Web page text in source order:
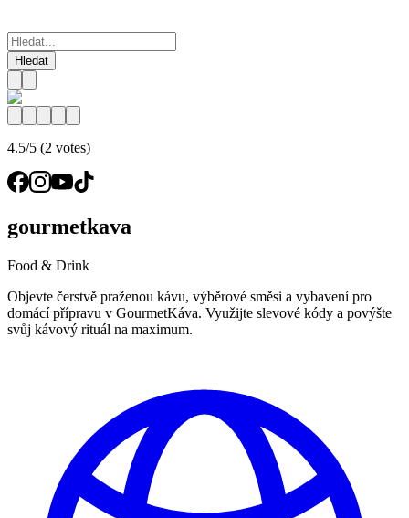
Hledat
4.5/5 (2 votes)
gourmetkava
Food & Drink
Objevte čerstvě praženou kávu, výběrové směsi a vybavení pro
domácí přípravu v GourmetKáva. Využijte slevové kódy a povýšte
svůj kávový rituál na maximum.